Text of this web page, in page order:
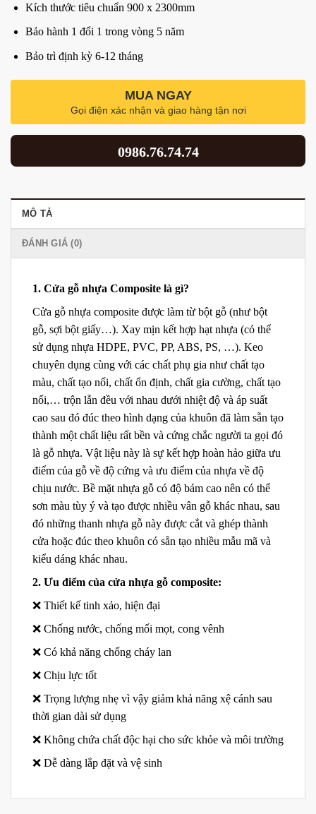
Kích thước tiêu chuẩn 900 x 2300mm
Bảo hành 1 đổi 1 trong vòng 5 năm
Bảo trì định kỳ 6-12 tháng
MUA NGAY
Gọi điện xác nhận và giao hàng tận nơi
0986.76.74.74
MÔ TẢ
ĐÁNH GIÁ (0)
1. Cửa gỗ nhựa Composite là gì?
Cửa gỗ nhựa composite được làm từ bột gỗ (như bột
gỗ, sợi bột giấy…). Xay mịn kết hợp hạt nhựa (có thể
sử dụng nhựa HDPE, PVC, PP, ABS, PS, …). Keo
chuyên dụng cùng với các chất phụ gia như chất tạo
màu, chất tạo nối, chất ổn định, chất gia cường, chất tạo
nổi,… trộn lẫn đều với nhau dưới nhiệt độ và áp suất
cao sau đó đúc theo hình dạng của khuôn đã làm sẵn tạo
thành một chất liệu rất bền và cứng chắc người ta gọi đó
là gỗ nhựa. Vật liệu này là sự kết hợp hoàn hảo giữa ưu
điểm của gỗ về độ cứng và ưu điểm của nhựa về độ
chịu nước. Bề mặt nhựa gỗ có độ bám cao nên có thể
sơn màu tùy ý và tạo được nhiều vân gỗ khác nhau, sau
đó những thanh nhựa gỗ này được cắt và ghép thành
cửa hoặc đúc theo khuôn có sẵn tạo nhiều mẫu mã và
kiểu dáng khác nhau.
2. Ưu điểm của cửa nhựa gỗ composite:
❌ Thiết kế tinh xảo, hiện đại
❌ Chống nước, chống mối mọt, cong vênh
❌ Có khả năng chống cháy lan
❌ Chịu lực tốt
❌ Trọng lượng nhẹ vì vậy giảm khả năng xệ cánh sau
thời gian dài sử dụng
❌ Không chứa chất độc hại cho sức khỏe và môi trường
❌ Dễ dàng lắp đặt và vệ sinh